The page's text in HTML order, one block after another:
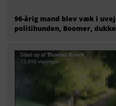
96-årig mand blev væk i
politihunden, Boomer,